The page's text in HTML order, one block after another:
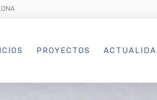
PROYECTOS